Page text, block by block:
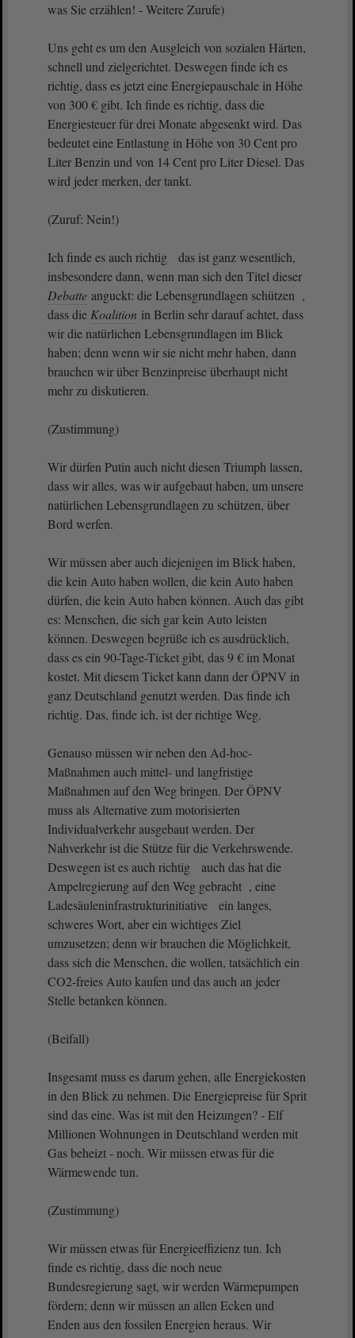
was Sie erzählen! - Weitere Zurufe)
Uns geht es um den Ausgleich von sozialen Härten,
schnell und zielgerichtet. Deswegen finde ich es
richtig, dass es jetzt eine Energiepauschale in Höhe
von 300 € gibt. Ich finde es richtig, dass die
Energiesteuer für drei Monate abgesenkt wird. Das
bedeutet eine Entlastung in Höhe von 30 Cent pro
Liter Benzin und von 14 Cent pro Liter Diesel. Das
wird jeder merken, der tankt.
(Zuruf: Nein!)
Ich finde es auch richtig das ist ganz wesentlich,
insbesondere dann, wenn man sich den Titel dieser
Debatte anguckt: die Lebensgrundlagen schützen ,
dass die Koalition in Berlin sehr darauf achtet, dass
wir die natürlichen Lebensgrundlagen im Blick
haben; denn wenn wir sie nicht mehr haben, dann
brauchen wir über Benzinpreise überhaupt nicht
mehr zu diskutieren.
(Zustimmung)
Wir dürfen Putin auch nicht diesen Triumph lassen,
dass wir alles, was wir aufgebaut haben, um unsere
natürlichen Lebensgrundlagen zu schützen, über
Bord werfen.
Wir müssen aber auch diejenigen im Blick haben,
die kein Auto haben wollen, die kein Auto haben
dürfen, die kein Auto haben können. Auch das gibt
es: Menschen, die sich gar kein Auto leisten
können. Deswegen begrüße ich es ausdrücklich,
dass es ein 90-Tage-Ticket gibt, das 9 € im Monat
kostet. Mit diesem Ticket kann dann der ÖPNV in
ganz Deutschland genutzt werden. Das finde ich
richtig. Das, finde ich, ist der richtige Weg.
Genauso müssen wir neben den Ad-hoc-
Maßnahmen auch mittel- und langfristige
Maßnahmen auf den Weg bringen. Der ÖPNV
muss als Alternative zum motorisierten
Individualverkehr ausgebaut werden. Der
Nahverkehr ist die Stütze für die Verkehrswende.
Deswegen ist es auch richtig auch das hat die
Ampelregierung auf den Weg gebracht , eine
Ladesäuleninfrastrukturinitiative ein langes,
schweres Wort, aber ein wichtiges Ziel
umzusetzen; denn wir brauchen die Möglichkeit,
dass sich die Menschen, die wollen, tatsächlich ein
CO2-freies Auto kaufen und das auch an jeder
Stelle betanken können.
(Beifall)
Insgesamt muss es darum gehen, alle Energiekosten
in den Blick zu nehmen. Die Energiepreise für Sprit
sind das eine. Was ist mit den Heizungen? - Elf
Millionen Wohnungen in Deutschland werden mit
Gas beheizt - noch. Wir müssen etwas für die
Wärmewende tun.
(Zustimmung)
Wir müssen etwas für Energieeffizienz tun. Ich
finde es richtig, dass die noch neue
Bundesregierung sagt, wir werden Wärmepumpen
fördern; denn wir müssen an allen Ecken und
Enden aus den fossilen Energien heraus. Wir